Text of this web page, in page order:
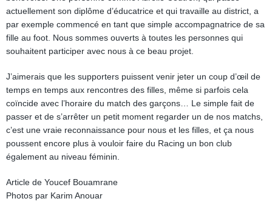
actuellement son diplôme d’éducatrice et qui travaille au district, a
par exemple commencé en tant que simple accompagnatrice de sa
fille au foot. Nous sommes ouverts à toutes les personnes qui
souhaitent participer avec nous à ce beau projet.
J’aimerais que les supporters puissent venir jeter un coup d’œil de
temps en temps aux rencontres des filles, même si parfois cela
coïncide avec l’horaire du match des garçons… Le simple fait de
passer et de s’arrêter un petit moment regarder un de nos matchs,
c’est une vraie reconnaissance pour nous et les filles, et ça nous
poussent encore plus à vouloir faire du Racing un bon club
également au niveau féminin.
Article de Youcef Bouamrane
Photos par Karim Anouar